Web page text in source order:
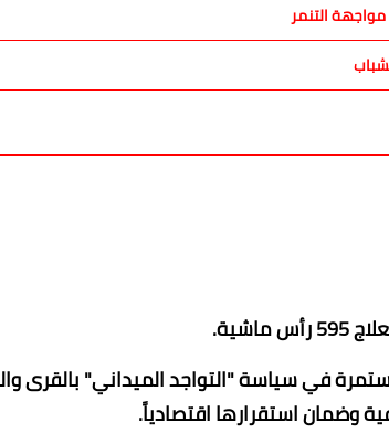
التنمر
في سياسة "التواجد الميداني" بالقرى
استقرارها اقتصادياً.